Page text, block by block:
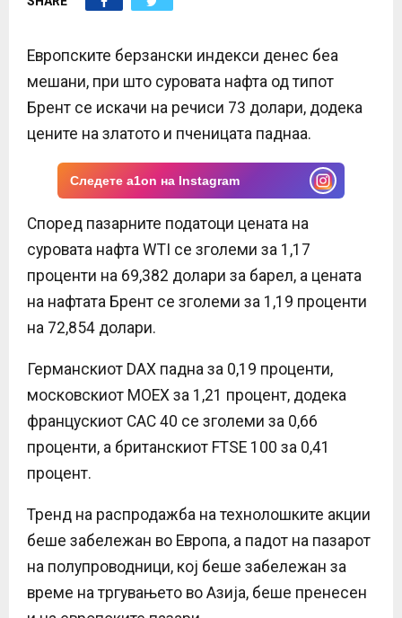
E
N
U
Европските берзански индекси денес беа
мешани, при што суровата нафта од типот
Брент се искачи на речиси 73 долари, додека
цените на златото и пченицата паднаа.
Следете a1on на Instagram
Според пазарните податоци цената на
суровата нафта WTI се зголеми за 1,17
проценти на 69,382 долари за барел, а цената
на нафтата Брент се зголеми за 1,19 проценти
на 72,854 долари.
Германскиот DAX падна за 0,19 проценти,
московскиот MOEX за 1,21 процент, додека
францускиот CAC 40 се зголеми за 0,66
проценти, а британскиот FTSE 100 за 0,41
процент.
Тренд на распродажба на технолошките акции
беше забележан во Европа, а падот на пазарот
на полупроводници, кој беше забележан за
време на тргувањето во Азија, беше пренесен